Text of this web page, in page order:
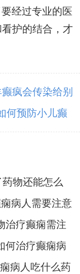
经过专业的医
护的结合，才
疯会传染给别
何预防小儿癫
物还能怎么
病人需要注意
治疗癫痫需注
何治疗癫痫病
病人吃什么药